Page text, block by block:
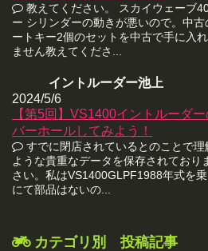
教えてください。 スカイウェーブ
ー シリンダーの動きが悪いので。中
ートキー2個のセットを中古で手に入
ません教えてくださ...
イントルーダー池上
2024/5/6
【第5回】VS1400イントルーダ
バーホールしてみよう！
すでに閉店されているとのことで
ような貴重なデータを保存されており
さい。私はVS1400GLPF1988年式を
にて部品はないの...
カテゴリ別 投稿記事